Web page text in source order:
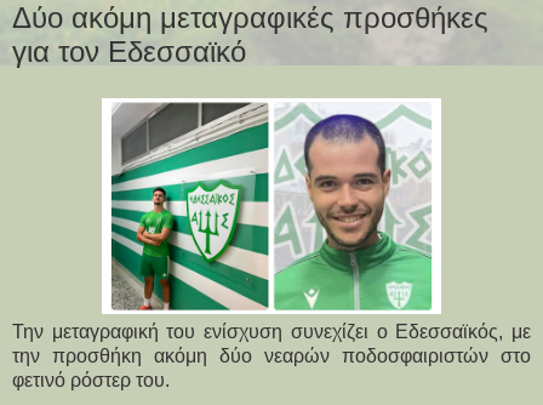
Δύο ακόμη μεταγραφικές προσθήκες
για τον Εδεσσαϊκό
Την μεταγραφική του ενίσχυση συνεχίζει ο Εδεσσαϊκός, με
την προσθήκη ακόμη δύο νεαρών ποδοσφαιριστών στο
φετινό ρόστερ του.